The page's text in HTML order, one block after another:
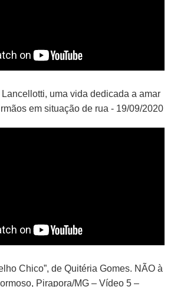
uma vida dedicada a amar
em situação de rua - 19/09/2020
Chico”, de Quitéria Gomes. NÃO à
Pirapora/MG – Vídeo 5 –